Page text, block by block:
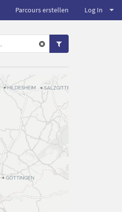
Parcours erstellen Log In